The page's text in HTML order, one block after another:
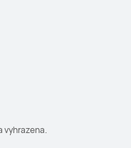
vyhrazena.